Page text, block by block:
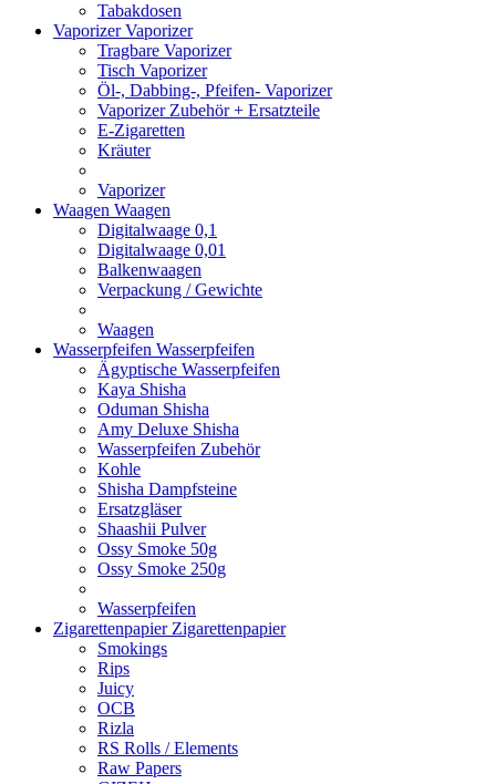
Tabakdosen
VaporizerVaporizer
Tragbare Vaporizer
Tisch Vaporizer
Öl-, Dabbing-, Pfeifen- Vaporizer
Vaporizer Zubehör + Ersatzteile
E-Zigaretten
Kräuter
Vaporizer
Waagen Waagen
Digitalwaage 0,1
Digitalwaage 0,01
Balkenwaagen
Verpackung / Gewichte
Waagen
Wasserpfeifen Wasserpfeifen
Ägyptische Wasserpfeifen
Kaya Shisha
Oduman Shisha
Amy Deluxe Shisha
Wasserpfeifen Zubehör
Kohle
Shisha Dampfsteine
Ersatzgläser
Shaashii Pulver
Ossy Smoke 50g
Ossy Smoke 250g
Wasserpfeifen
Zigarettenpapier Zigarettenpapier
Smokings
Rips
Juicy
OCB
Rizla
RS Rolls / Elements
Raw Papers